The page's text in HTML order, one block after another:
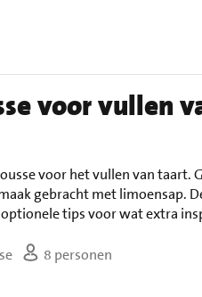
voor vullen
voor het vullen van taart.
gebracht met limoensap.
tips voor wat extra
8 personen